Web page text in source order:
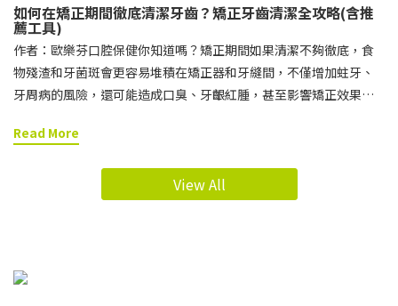
如何在矯正期間徹底清潔牙齒？矯正牙齒清潔全攻略(含推
薦工具)
作者：歐樂芬口腔保健你知道嗎？矯正期間如果清潔不夠徹底，食
物殘渣和牙菌斑會更容易堆積在矯正器和牙縫間，不僅增加蛀牙、
牙周病的風險，還可能造成口臭、牙齦紅腫，甚至影響矯正效果。
矯正牙齒清潔。 接下來小編就要帶你了解，為什麼矯正期間的牙齒
矯正牙齒清潔工具，讓牙套周圍與牙縫都能清潔到位。矯正牙齒清
潔快速導讀區矯正牙齒清潔的基本守則矯正牙齒清潔工具推薦與使
牙齒上多了矯正器與鋼絲，更容易藏匿食物殘渣與牙菌斑。除了每
Read More
View All